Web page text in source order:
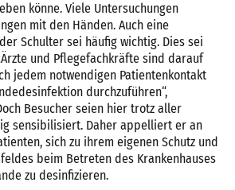
könne. Viele Untersuchungen
mit den Händen. Auch eine
Schulter sei häufig wichtig. Dies sei
und Pflegefachkräfte sind darauf
jedem notwendigen Patientenkontakt
durchzuführen“,
Besucher seien hier trotz aller
sensibilisiert. Daher appelliert er an
sich zu ihrem eigenen Schutz und
beim Betreten des Krankenhauses
zu desinfizieren.